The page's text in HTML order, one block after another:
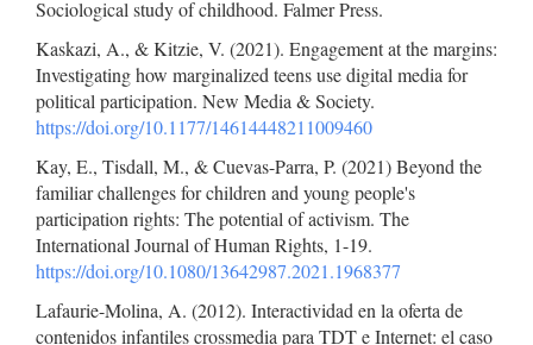
Sociological study of childhood. Falmer Press.
Kaskazi, A., & Kitzie, V. (2021). Engagement at the margins:
Investigating how marginalized teens use digital media for
political participation. New Media & Society.
https://doi.org/10.1177/14614448211009460
Kay, E., Tisdall, M., & Cuevas-Parra, P. (2021) Beyond the
familiar challenges for children and young people's
participation rights: The potential of activism. The
International Journal of Human Rights, 1-19.
https://doi.org/10.1080/13642987.2021.1968377
Lafaurie-Molina, A. (2012). Interactividad en la oferta de
contenidos infantiles crossmedia para TDT e Internet: el caso